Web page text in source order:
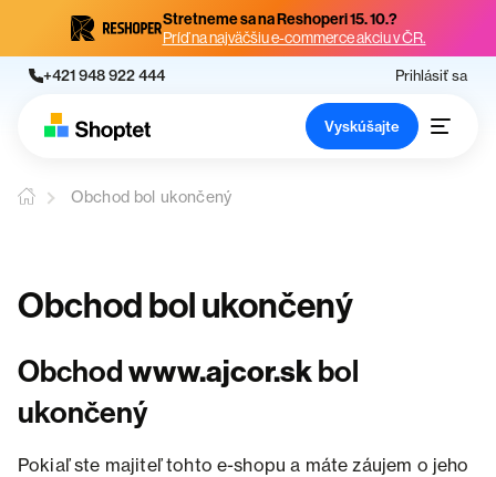
Stretneme sa na Reshoperi 15. 10.?
Príď na najväčšiu e-commerce akciu v ČR.
+421 948 922 444 Prihlásiť sa
Vyskúšajte
Obchod bol ukončený
Obchod bol ukončený
Obchodwww.ajcor.skbol
ukončený
Pokiaľ ste majiteľ tohto e-shopu a máte záujem o jeho